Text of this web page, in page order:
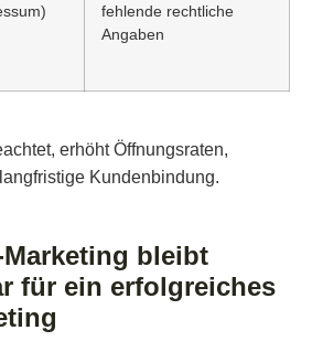
fehlende rechtliche
Angaben
erhöht Öffnungsraten,
Kundenbindung.
bleibt
für ein erfolgreiches